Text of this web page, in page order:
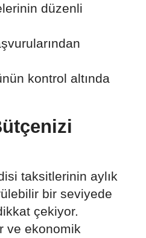
düzenli
kontrol altında
taksitlerinin aylık
bir seviyede
çekiyor.
ve ekonomik